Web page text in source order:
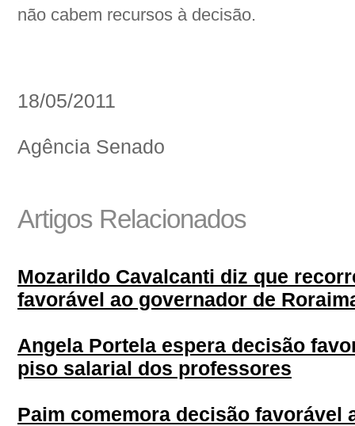
não cabem recursos à decisão.
18/05/2011
Agência Senado
Artigos Relacionados
Mozarildo Cavalcanti diz que
favorável ao governador de
Angela Portela espera decisão
piso salarial dos professores
Paim comemora decisão favorável